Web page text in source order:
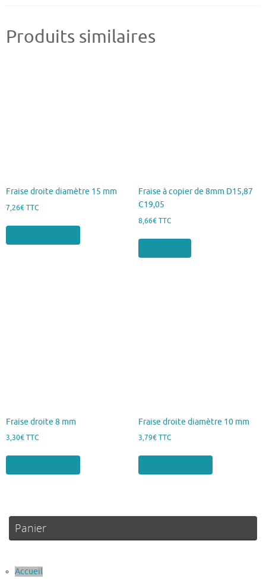
Produits similaires
Fraise droite diamètre 15 mm
7,26€ TTC
Fraise à copier de 8mm D15,87
C19,05
8,66€ TTC
Fraise droite 8 mm
3,30€ TTC
Fraise droite diamètre 10 mm
3,79€ TTC
Panier
Accueil